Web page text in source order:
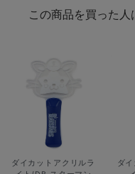
この商品を買った
ダイカットアクリルラ
ダ